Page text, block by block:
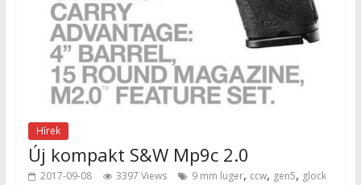
Hírek
Új kompakt S&W Mp9c 2.0
2017-09-08 3397 Views 9 mm luger, ccw, gen5, glock